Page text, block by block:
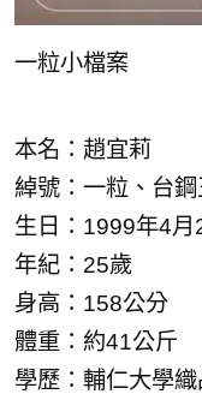
一粒小檔案
本名：趙宜莉
綽號：一粒、台
生日：1999年4月
年紀：25歲
身高：158公分
體重：約41公斤
學歷：輔仁大學